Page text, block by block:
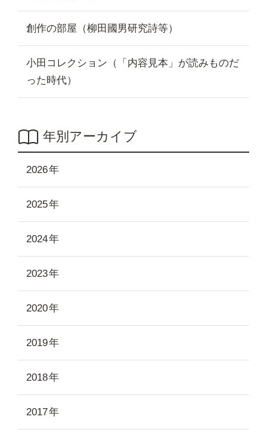
創作の部屋（柳田國男研究詩等）
小田コレクション（「内容見本」が読みものだ
った時代）
年別アーカイブ
2026
2025
2024
2023
2020
2019
2018
2017